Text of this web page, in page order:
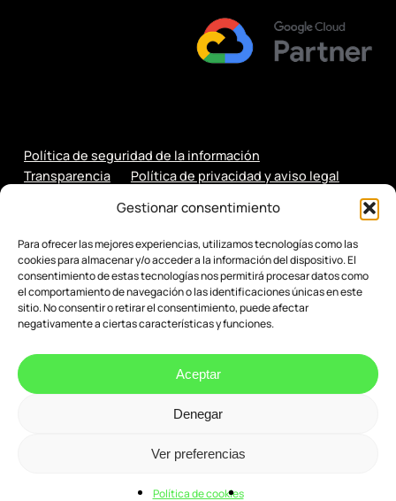
Gestionar consentimiento
Para ofrecer las mejores experiencias, utilizamos tecnologías como las
cookies para almacenar y/o acceder a la información del dispositivo. El
consentimiento de estas tecnologías nos permitirá procesar datos como
el comportamiento de navegación o las identificaciones únicas en este
sitio. No consentir o retirar el consentimiento, puede afectar
negativamente a ciertas características y funciones.
Aceptar
Denegar
Ver preferencias
Política de cookies
Política de seguridad de la información
Transparencia
Política de privacidad y aviso legal
© 2026 Evenbytes. Evolución Digital.